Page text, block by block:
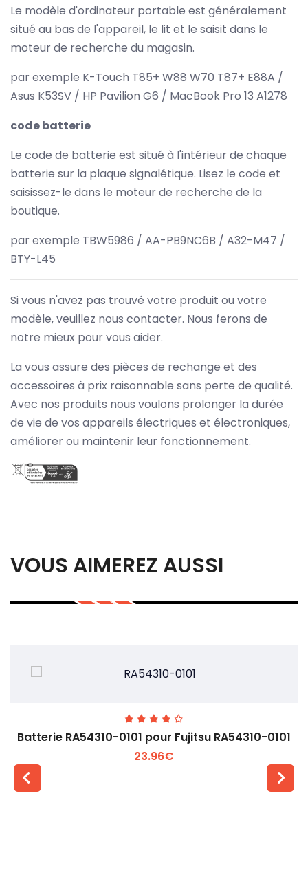
Le modèle d'ordinateur portable est généralement
situé au bas de l'appareil, le lit et le saisit dans le
moteur de recherche du magasin.
par exemple K-Touch T85+ W88 W70 T87+ E88A /
Asus K53SV / HP Pavilion G6 / MacBook Pro 13 A1278
code batterie
Le code de batterie est situé à l'intérieur de chaque
batterie sur la plaque signalétique. Lisez le code et
saisissez-le dans le moteur de recherche de la
boutique.
par exemple TBW5986 / AA-PB9NC6B / A32-M47 /
BTY-L45
Si vous n'avez pas trouvé votre produit ou votre
modèle, veuillez nous contacter. Nous ferons de
notre mieux pour vous aider.
La vous assure des pièces de rechange et des
accessoires à prix raisonnable sans perte de qualité.
Avec nos produits nous voulons prolonger la durée
de vie de vos appareils électriques et électroniques,
améliorer ou maintenir leur fonctionnement.
VOUS AIMEREZ AUSSI
Batterie RA54310-0101 pour Fujitsu RA54310-0101
23.96€